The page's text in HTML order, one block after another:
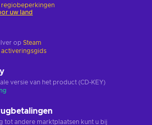
regiobeperkingen
uw land
op Steam
activeringsgids
versie van het product (CD-KEY)
tot andere marktplaatsen kunt u bij